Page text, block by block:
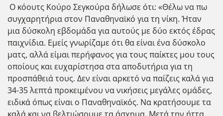
Ο κόουτς Κούρο Σεγκούρα δήλωσε ότι: «Θέλω να πω
συγχαρητήρια στον Παναθηναϊκό για τη νίκη. Ήταν
μια δύσκολη εβδομάδα για αυτούς με δύο εκτός έδρας
παιχνίδια. Εμείς γνωρίζαμε ότι θα είναι ένα δύσκολο
ματς, αλλά είμαι περήφανος για τους παίκτες μου τους
οποίους και ευχαρίστησα στα αποδυτήρια για τη
προσπάθειά τους. Δεν είναι αρκετό να παίζεις καλά για
34-35 λεπτά προκειμένου να νικήσεις μεγάλες ομάδες,
ειδικά όπως είναι ο Παναθηναϊκός. Να κρατήσουμε τα